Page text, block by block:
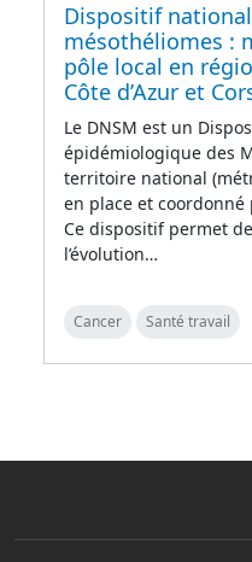
Dispositif
mésothéliomes :
pôle local en
Côte d’Azur et
Le DNSM est un
épidémiologique des
territoire national
en place et coordonné
Ce dispositif permet
l’évolution…
Cancer Santé travail